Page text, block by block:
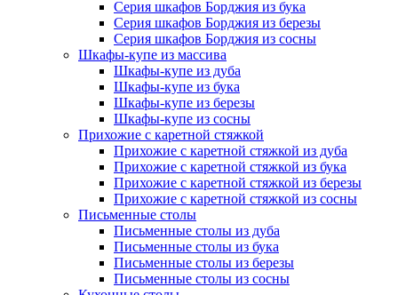
Серия шкафов Борджия из бука
Серия шкафов Борджия из березы
Серия шкафов Борджия из сосны
Шкафы-купе из массива
Шкафы-купе из дуба
Шкафы-купе из бука
Шкафы-купе из березы
Шкафы-купе из сосны
Прихожие с каретной стяжкой
Прихожие с каретной стяжкой из дуба
Прихожие с каретной стяжкой из бука
Прихожие с каретной стяжкой из березы
Прихожие с каретной стяжкой из сосны
Письменные столы
Письменные столы из дуба
Письменные столы из бука
Письменные столы из березы
Письменные столы из сосны